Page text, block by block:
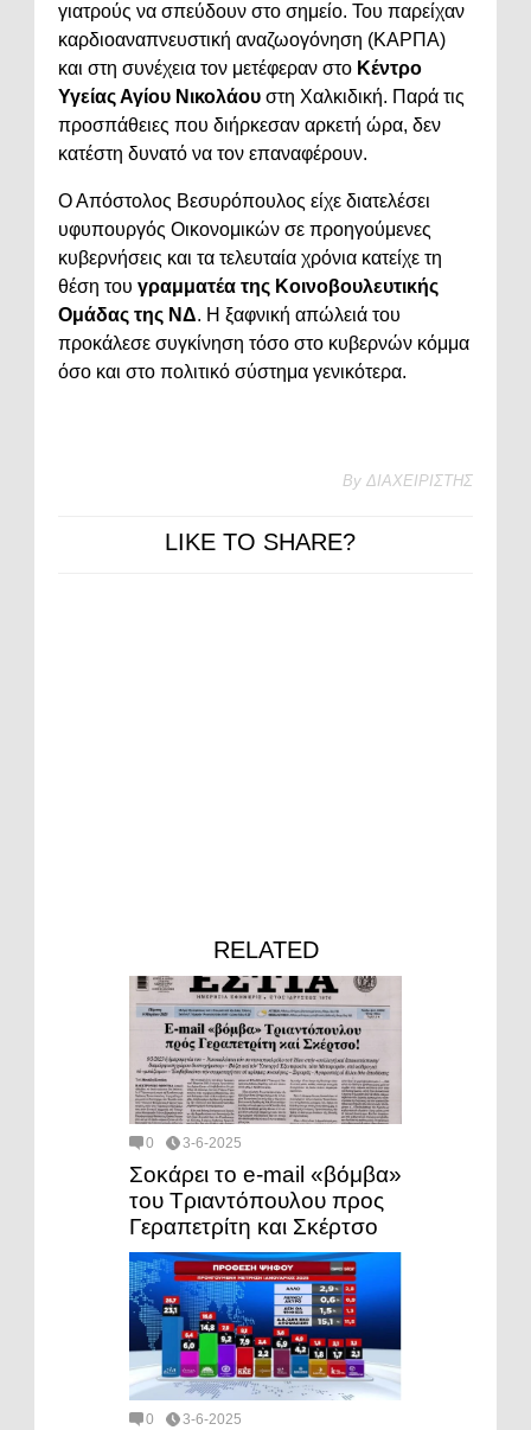
γιατρούς να σπεύδουν στο σημείο. Του παρείχαν
καρδιοαναπνευστική αναζωογόνηση (ΚΑΡΠΑ)
και στη συνέχεια τον μετέφεραν στο Κέντρο
Υγείας Αγίου Νικολάου στη Χαλκιδική. Παρά τις
προσπάθειες που διήρκεσαν αρκετή ώρα, δεν
κατέστη δυνατό να τον επαναφέρουν.
Ο Απόστολος Βεσυρόπουλος είχε διατελέσει
υφυπουργός Οικονομικών σε προηγούμενες
κυβερνήσεις και τα τελευταία χρόνια κατείχε τη
θέση του γραμματέα της Κοινοβουλευτικής
Ομάδας της ΝΔ. Η ξαφνική απώλειά του
προκάλεσε συγκίνηση τόσο στο κυβερνών κόμμα
όσο και στο πολιτικό σύστημα γενικότερα.
By ΔΙΑΧΕΙΡΙΣΤΗΣ
LIKE TO SHARE?
RELATED
0 3-6-2025
Σοκάρει το e-mail «βόμβα»
του Τριαντόπουλου προς
Γεραπετρίτη και Σκέρτσο
0 3-6-2025